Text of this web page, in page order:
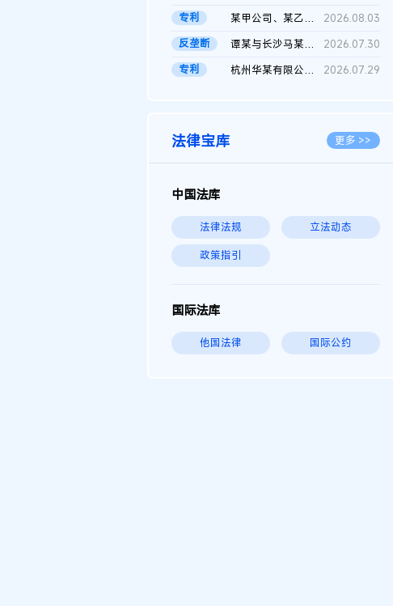
专利
某甲公司、某乙公司、官某与某丙公司专利申请权权属纠纷 二审判决...
2026.08.03
反垄断
谭某与长沙马某堆农产品股份有限公司滥用市场支配地位纠纷二审裁...
2026.07.30
专利
杭州华某有限公司与菲某有限公司侵害发明专利权纠纷 2026.07.29
法律宝库 更多 >>
中国法库
法律法规 立法动态
政策指引
国际法库
他国法律 国际公约